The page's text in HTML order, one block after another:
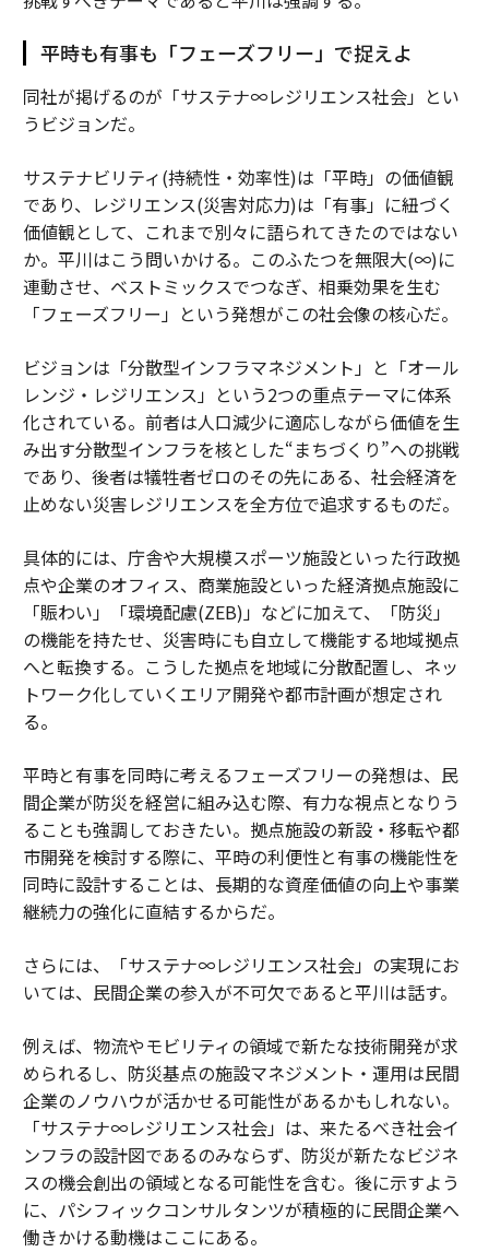
平時も有事も「フェーズフリー」で捉えよ
同社が掲げるのが「サステナ∞レジリエンス社会」とい
うビジョンだ。
サステナビリティ(持続性・効率性)は「平時」の価値観
であり、レジリエンス(災害対応力)は「有事」に紐づく
価値観として、これまで別々に語られてきたのではない
か。平川はこう問いかける。このふたつを無限大(∞)に
連動させ、ベストミックスでつなぎ、相乗効果を生む
「フェーズフリー」という発想がこの社会像の核心だ。
ビジョンは「分散型インフラマネジメント」と「オール
レンジ・レジリエンス」という2つの重点テーマに体系
化されている。前者は人口減少に適応しながら価値を生
み出す分散型インフラを核とした“まちづくり”への挑戦
であり、後者は犠牲者ゼロのその先にある、社会経済を
止めない災害レジリエンスを全方位で追求するものだ。
具体的には、庁舎や大規模スポーツ施設といった行政拠
点や企業のオフィス、商業施設といった経済拠点施設に
「賑わい」「環境配慮(ZEB)」などに加えて、「防災」
の機能を持たせ、災害時にも自立して機能する地域拠点
へと転換する。こうした拠点を地域に分散配置し、ネッ
トワーク化していくエリア開発や都市計画が想定され
る。
平時と有事を同時に考えるフェーズフリーの発想は、民
間企業が防災を経営に組み込む際、有力な視点となりう
ることも強調しておきたい。拠点施設の新設・移転や都
市開発を検討する際に、平時の利便性と有事の機能性を
同時に設計することは、長期的な資産価値の向上や事業
継続力の強化に直結するからだ。
さらには、「サステナ∞レジリエンス社会」の実現にお
いては、民間企業の参入が不可欠であると平川は話す。
例えば、物流やモビリティの領域で新たな技術開発が求
められるし、防災基点の施設マネジメント・運用は民間
企業のノウハウが活かせる可能性があるかもしれない。
「サステナ∞レジリエンス社会」は、来たるべき社会イ
ンフラの設計図であるのみならず、防災が新たなビジネ
スの機会創出の領域となる可能性を含む。後に示すよう
に、パシフィックコンサルタンツが積極的に民間企業へ
働きかける動機はここにある。